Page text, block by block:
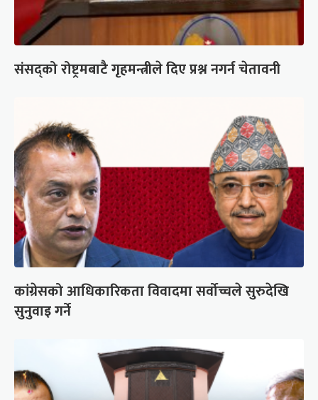
संसद्को रोष्ट्रमबाटै गृहमन्त्रीले दिए प्रश्न नगर्न चेतावनी
कांग्रेसको आधिकारिकता विवादमा सर्वोच्चले सुरुदेखि
सुनुवाइ गर्ने